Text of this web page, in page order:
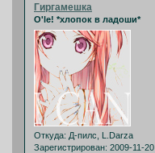
Гиргамешка
O'le! *хлопок в ладоши*
Откуда: Д-пилс, L.Darza
Зарегистрирован: 2009-11-20